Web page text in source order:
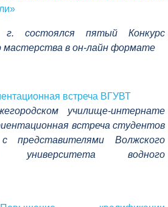
г. состоялся пятый Конкурс
мастерства в он-лайн формате
встреча ВГУВТ
училище-интернате
встреча студентов
представителями Волжского
университета водного